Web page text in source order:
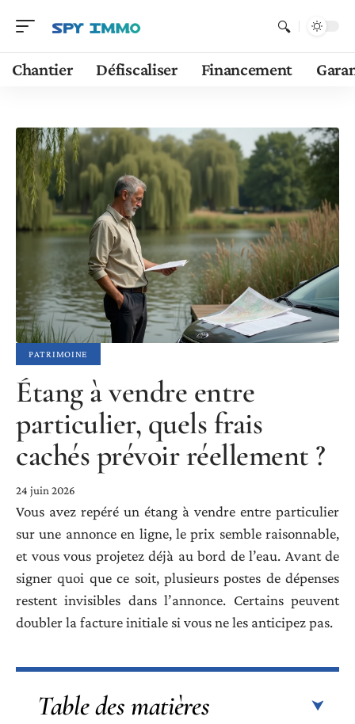
Chantier Défiscaliser Financement
PATRIMOINE
Étang à vendre entre
particulier, quels frais
cachés prévoir réellement ?
24 juin 2026
Vous avez repéré un étang à vendre entre particulier
sur une annonce en ligne, le prix semble raisonnable,
et vous vous projetez déjà au bord de l’eau. Avant de
signer quoi que ce soit, plusieurs postes de dépenses
restent invisibles dans l’annonce. Certains peuvent
doubler la facture initiale si vous ne les anticipez pas.
Table des matières